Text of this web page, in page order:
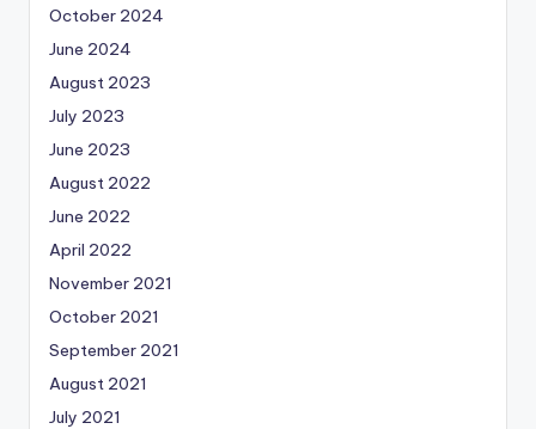
October 2024
June 2024
August 2023
July 2023
June 2023
August 2022
June 2022
April 2022
November 2021
October 2021
September 2021
August 2021
July 2021